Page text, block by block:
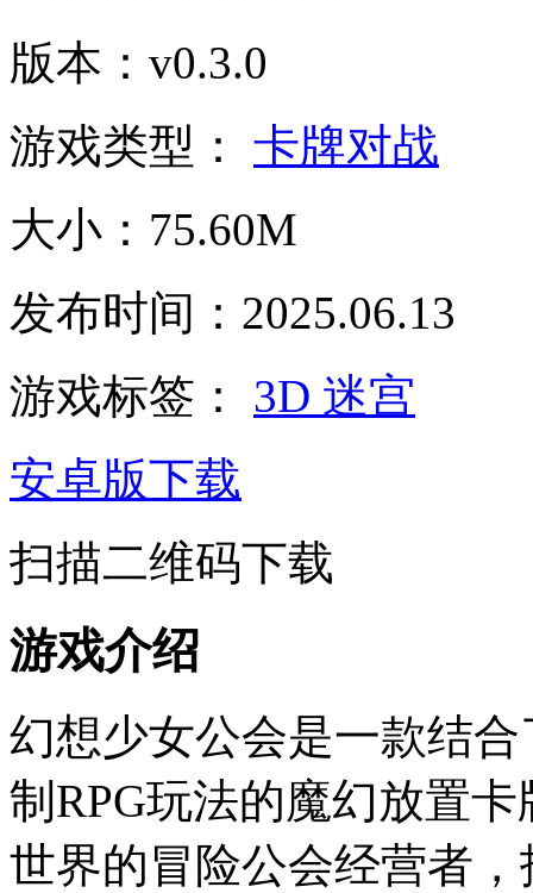
版本：v0.3.0
游戏类型： 卡牌对战
大小：75.60M
发布时间：2025.06.13
游戏标签： 3D 迷宫
安卓版下载
扫描二维码下载
游戏介绍
幻想少女公会是一款结
制RPG玩法的魔幻放置
世界的冒险公会经营者